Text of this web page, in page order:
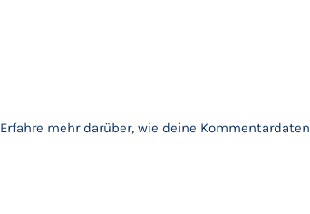
Erfahre mehr darüber, wie deine Kommentardaten